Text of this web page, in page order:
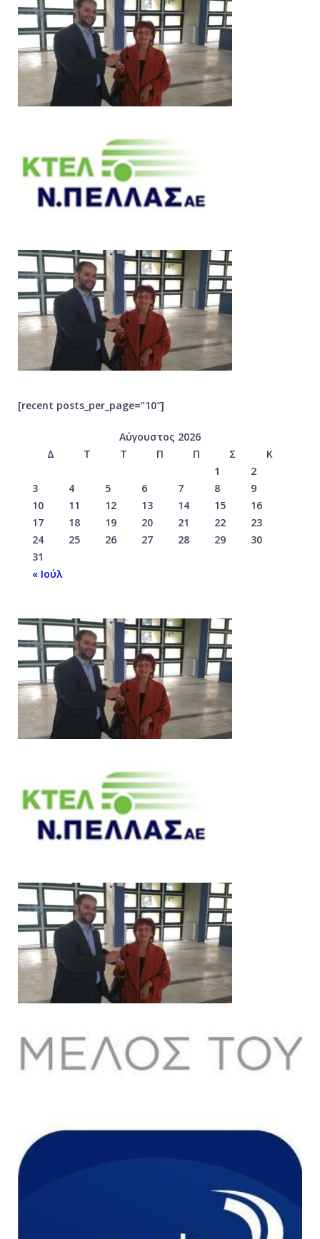
[recent posts_per_page=”10″]
Αύγουστος 2026
Δ
Τ Τ Π Π Σ
Κ
1
2
3
4 5 6 7 8
9
10
11 12 13 14 15
16
17
18 19 20 21 22
23
24
25 26 27 28 29
30
31
« Ιούλ